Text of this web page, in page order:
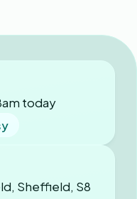
today
Sheffield, S8